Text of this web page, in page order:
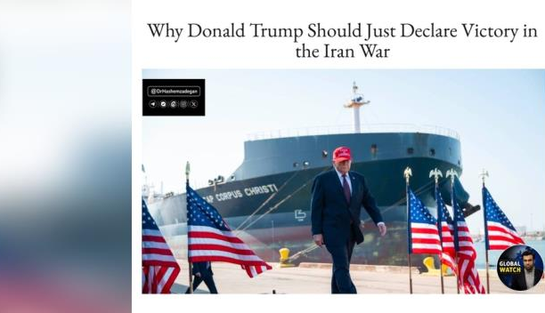
پرده از بزرگ‌ترین بلوف سیاسی کاخ سفید برداشت و فاش کرد که دونالد ترامپ، علی‌رغم تهدیدهای مکرر و لفاظی‌های